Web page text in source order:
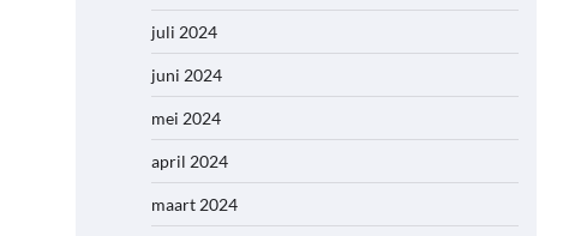
juli 2024
juni 2024
mei 2024
april 2024
maart 2024